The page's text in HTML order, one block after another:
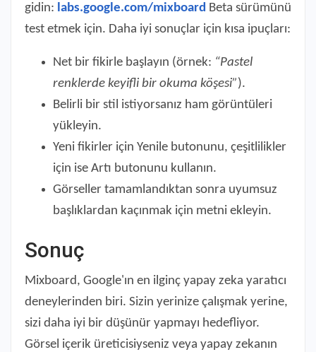
gidin: labs.google.com/mixboard Beta sürümünü
test etmek için. Daha iyi sonuçlar için kısa ipuçları:
Net bir fikirle başlayın (örnek: “Pastel
renklerde keyifli bir okuma köşesi”).
Belirli bir stil istiyorsanız ham görüntüleri
yükleyin.
Yeni fikirler için Yenile butonunu, çeşitlilikler
için ise Artı butonunu kullanın.
Görseller tamamlandıktan sonra uyumsuz
başlıklardan kaçınmak için metni ekleyin.
Sonuç
Mixboard, Google'ın en ilginç yapay zeka yaratıcı
deneylerinden biri. Sizin yerinize çalışmak yerine,
sizi daha iyi bir düşünür yapmayı hedefliyor.
Görsel içerik üreticisiyseniz veya yapay zekanın